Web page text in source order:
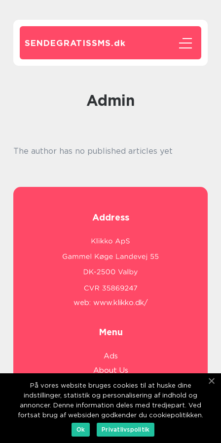
SENDEGRATISSMS.dk
admin
The author has no published articles yet
Address
web: www.klikko.dk/
Menu
Ads
About Us
Cookies
Contact
Sitemap
På vores website bruges cookies til at huske dine
indstillinger, statistik og personalisering af indhold og
annoncer. Denne information deles med tredjepart. Ved
fortsat brug af websiden godkender du cookiepolitikken.
Ok
Privatlivspolitik